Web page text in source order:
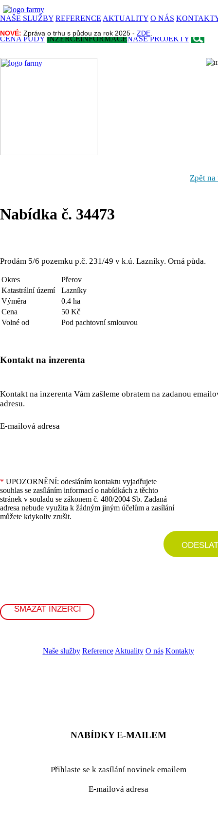
NAŠE SLUŽBY REFERENCE AKTUALITY O NÁS
NOVÉ: Zpráva o trhu s půdou za rok 2025 - ZDE
CENA PŮDY INZERCEINFORMACENAŠE PROJEKTY
NOVÉ: Zpráva o trhu s půdou za rok 2025 - ZDE
Zpět
Nabídka č. 34473
Prodám 5/6 pozemku p.č. 231/49 v k.ú. Lazníky. Orná půda.
Okres
Přerov
Katastrální území
Lazníky
Výměra
0.4 ha
Cena
50 Kč
Volné od
Pod pachtovní smlouvou
Kontakt na inzerenta
Kontakt na inzerenta Vám zašleme obratem na zadanou
adresu.
E-mailová adresa
* UPOZORNĚNÍ: odesláním kontaktu vyjadřujete
souhlas se zasíláním informací o nabídkách z těchto
stránek v souladu se zákonem č. 480/2004 Sb. Zadaná
adresa nebude využita k žádným jiným účelům a zasílání
můžete kdykoliv zrušit.
ODESLAT
SMAZAT INZERCI
Naše služby Reference Aktuality O nás Kontakty
NABÍDKY E-MAILEM
Přihlaste se k zasílání novinek emailem
E-mailová adresa